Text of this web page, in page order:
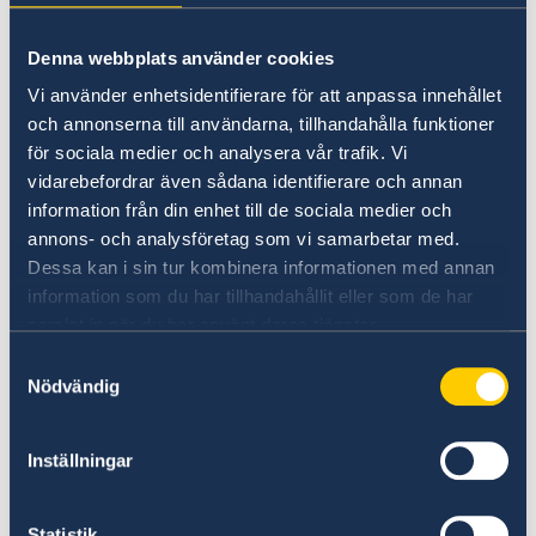
Denna webbplats använder cookies
Vi använder enhetsidentifierare för att anpassa innehållet
och annonserna till användarna, tillhandahålla funktioner
för sociala medier och analysera vår trafik. Vi
vidarebefordrar även sådana identifierare och annan
information från din enhet till de sociala medier och
annons- och analysföretag som vi samarbetar med.
Dessa kan i sin tur kombinera informationen med annan
information som du har tillhandahållit eller som de har
Nödvändig
Inställningar
Openaid
Programöversikt Sydafrika
Service för svenska företag
Business Sweden
Anmäla handelshinder
Handel med Sydafrika
uppstå var som helst i Sydafrika och ibland
med kort varsel. Undvik områden där
demonstrationer och marscher äger rum, i
synnerhet universitet och offentliga byggnader.
Följ den lokala nyhetsrapporteringen för
uppdaterad information.
Läs mer om ambassadens detaljerade
rekommendationer under
Kriminalitet och Personlig Säkerhetsamt under
Ambassaden vill passa på att påminna om
möjligheten att
i landet.
Senast uppdaterad 04 aug. 2026, 14.24